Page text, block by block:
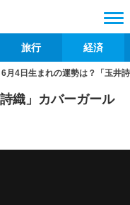
旅行 経済
6月4日生まれの運勢は？「玉井
織」カバーガール